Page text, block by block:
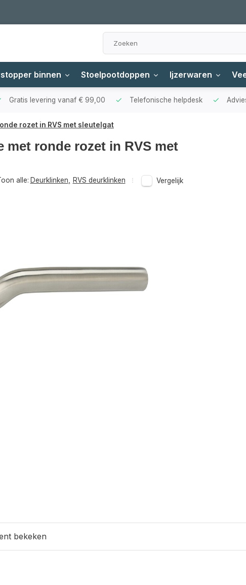
binnen Stoelpootdoppen Ijzerwaren
Gratis levering vanaf € 99,00 Telefonische helpdesk
rozet in RVS met sleutelgat
met ronde rozet in RVS met
alle: Deurklinken RVS deurklinken Vergelijk
bekeken